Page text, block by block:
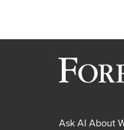
Ask AI About